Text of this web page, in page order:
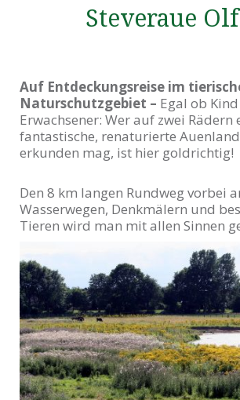
Steveraue
Auf Entdeckungsreise im
Naturschutzgebiet – Egal ob
Erwachsener: Wer auf zwei Rädern
fantastische, renaturierte
erkunden mag, ist hier goldrichtig!
Den 8 km langen Rundweg vorbei
Wasserwegen, Denkmälern und
Tieren wird man mit allen Sinnen